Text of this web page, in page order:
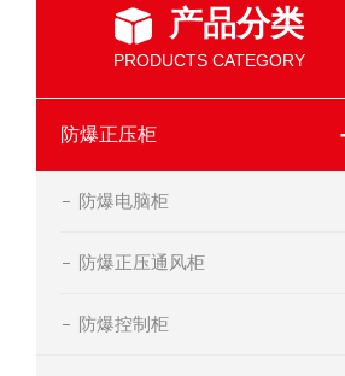
产品分类
PRODUCTS CATEGORY
防爆正压柜
防爆电脑柜
防爆正压通风柜
防爆控制柜